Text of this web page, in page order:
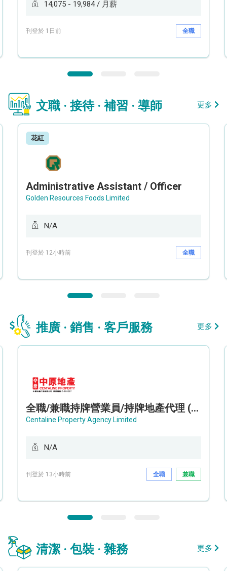
14,075 - 19,984 / 月薪
刊登於 1日前 全職
文職 · 接待 · 補習 · 導師 更多
花紅
Administrative Assistant / Officer
Golden Resources Foods Limited
N/A
刊登於 12小時前 全職
推廣 · 銷售 · 客戶服務 更多
全職/兼職持牌營業員/持牌地產代理 (長沙灣/將軍澳/油塘)
Centaline Property Agency Limited
N/A
刊登於 13小時前 全職 兼職
清潔 · 包裝 · 雜務 更多